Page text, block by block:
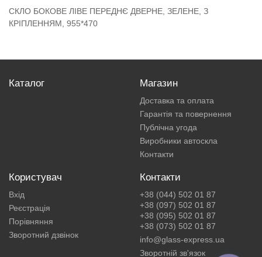
СКЛО БОКОВЕ ЛІВЕ ПЕРЕДНЄ ДВЕРНЕ, ЗЕЛЕНЕ, З
КРІПЛЕННЯМ, 955*470
Каталог Магазин
Доставка та оплата
Гарантія та повернення
Публічна угода
Виробники автоскла
Контакти
Користувач
Вхід
Реєстрація
Порівняння
Зворотний дзвінок
Контакти
+38 (044) 502 01 87
+38 (097) 502 01 87
+38 (095) 502 01 87
+38 (073) 502 01 87
info@glass-express.ua
Зворотній зв'язок